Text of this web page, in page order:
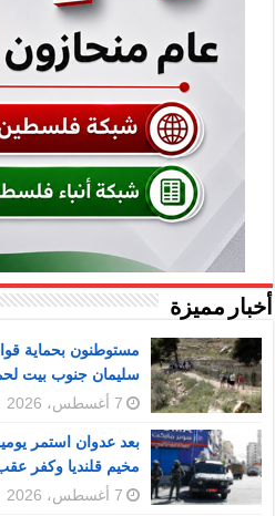
أخبار مميزة
مستوطنون بحماية
سليمان جنوب بيت
7 أغسطس، 2026
بعد عدوان استمر
مخيم قلنديا وكفر
7 أغسطس، 2026